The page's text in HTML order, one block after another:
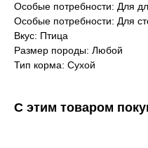
Особые потребности: Для
Особые потребности: Для
Вкус: Птица
Размер породы: Любой
Тип корма: Сухой
С этим товаром